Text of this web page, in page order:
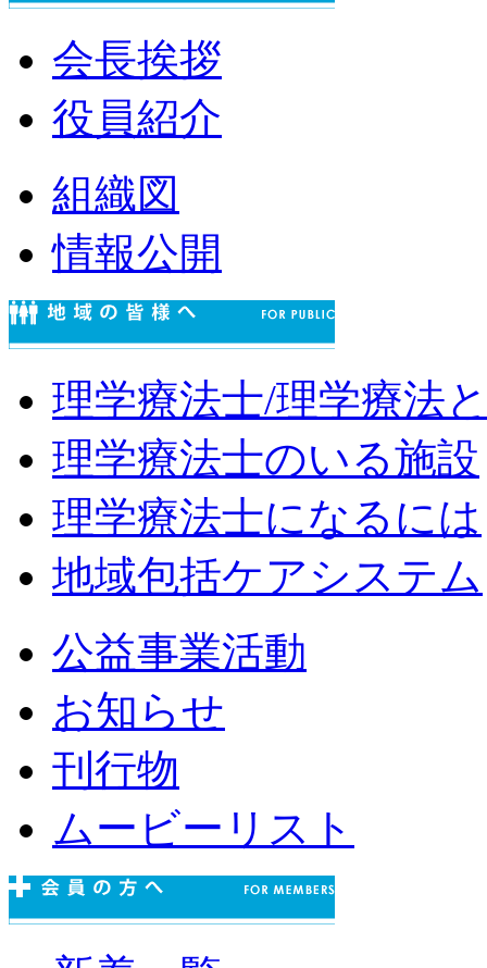
会長挨拶
役員紹介
組織図
情報公開
理学療法士/理学療法
理学療法士のいる施設
理学療法士になるには
地域包括ケアシステム
公益事業活動
お知らせ
刊行物
ムービーリスト